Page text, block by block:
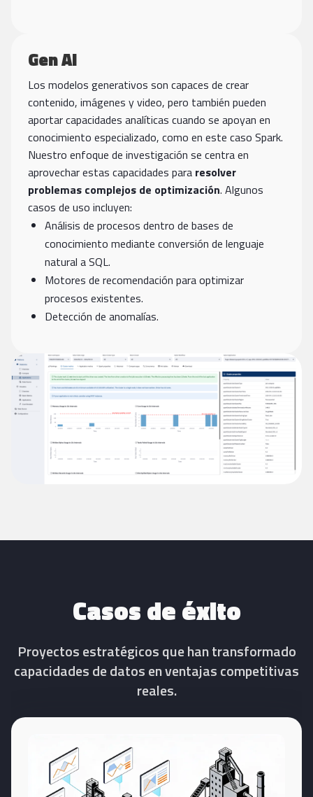
Gen AI
Los modelos generativos son capaces de crear
contenido, imágenes y video, pero también pueden
aportar capacidades analíticas cuando se apoyan en
conocimiento especializado, como en este caso Spark.
Nuestro enfoque de investigación se centra en
aprovechar estas capacidades para resolver
problemas complejos de optimización. Algunos
casos de uso incluyen:
Análisis de procesos dentro de bases de
conocimiento mediante conversión de lenguaje
natural a SQL.
Motores de recomendación para optimizar
procesos existentes.
Detección de anomalías.
Casos de éxito
Proyectos estratégicos que han transformado
capacidades de datos en ventajas competitivas
reales.